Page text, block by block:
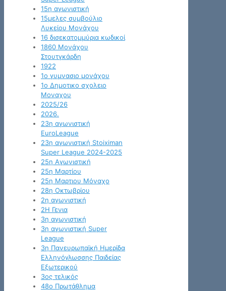
15η αγωνιστική
15μελες συμβούλιο
Λυκείου Μονάχου
16 δισεκατομμύρια κωδικοί
1860 Μονάχου
Στουτγκάρδη
1922
1ο γυμνασιο μονάχου
1ο Δημοτικο σχολειο
Μοναχου
2025/26
2026.
23η αγωνιστική
EuroLeague
23η αγωνιστική Stoiximan
Super League 2024-2025
25η Αγωνιστική
25η Μαρτίου
25η Μαρτιου Μόναχο
28η Οκτωβρίου
2η αγωνιστική
2Η Γενια
3η αγωνιστική
3η αγωνιστική Super
League
3η Πανευρωπαϊκή Ημερίδα
Ελληνόγλωσσης Παιδείας
Εξωτερικού
3ος τελικός
48ο Πρωτάθλημα